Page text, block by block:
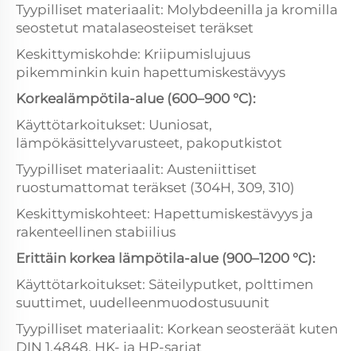
Tyypilliset materiaalit: Molybdeenilla ja kromilla
seostetut matalaseosteiset teräkset
Keskittymiskohde: Kriipumislujuus
pikemminkin kuin hapettumiskestävyys
Korkealämpötila-alue (600–900 °C):
Käyttötarkoitukset: Uuniosat,
lämpökäsittelyvarusteet, pakoputkistot
Tyypilliset materiaalit: Austeniittiset
ruostumattomat teräkset (304H, 309, 310)
Keskittymiskohteet: Hapettumiskestävyys ja
rakenteellinen stabiilius
Erittäin korkea lämpötila-alue (900–1200 °C):
Käyttötarkoitukset: Säteilyputket, polttimen
suuttimet, uudelleenmuodostusuunit
Tyypilliset materiaalit: Korkean seosteräät kuten
DIN 1.4848, HK- ja HP-sarjat